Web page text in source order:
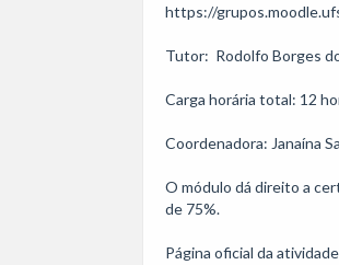
https://
Tutor:  Rodolfo Borges
Carga horária total: 12
Coordenadora: Janaína
O módulo dá direito a
de 75%.
Página oficial da